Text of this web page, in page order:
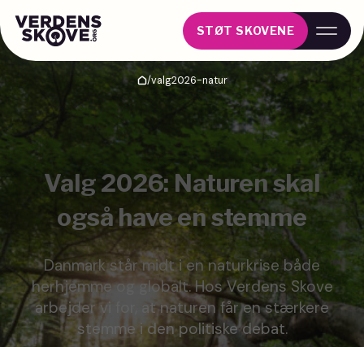
STØT SKOVENE
Hjem/valg2026-natur
Valg 2026: Naturen skal
også have en stemme
Danmark står midt i en naturkrise både
herhjemme og globalt. Hos Verdens Skove
arbejder vi for, at naturen får en stærkere
stemme i den politiske debat.